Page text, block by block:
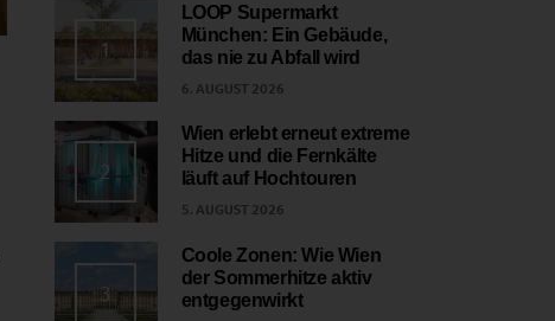
1
LOOP Supermarkt
München: Ein Gebäude,
das nie zu Abfall wird
6. AUGUST 2026
2
Wien erlebt erneut extreme
Hitze und die Fernkälte
läuft auf Hochtouren
5. AUGUST 2026
3
Coole Zonen: Wie Wien
der Sommerhitze aktiv
entgegenwirkt